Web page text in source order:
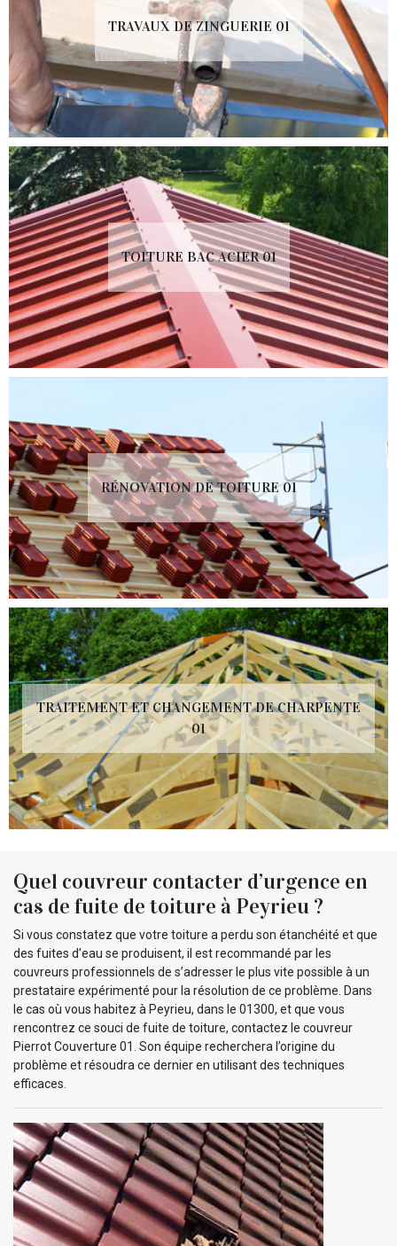
TRAVAUX DE ZINGUERIE 01
TOITURE BAC ACIER 01
RÉNOVATION DE TOITURE 01
TRAITEMENT ET CHANGEMENT DE CHARPENTE
01
Quel couvreur contacter d’urgence en
cas de fuite de toiture à Peyrieu ?
Si vous constatez que votre toiture a perdu son étanchéité et que
des fuites d’eau se produisent, il est recommandé par les
couvreurs professionnels de s’adresser le plus vite possible à un
prestataire expérimenté pour la résolution de ce problème. Dans
le cas où vous habitez à Peyrieu, dans le 01300, et que vous
rencontrez ce souci de fuite de toiture, contactez le couvreur
Pierrot Couverture 01. Son équipe recherchera l’origine du
problème et résoudra ce dernier en utilisant des techniques
efficaces.